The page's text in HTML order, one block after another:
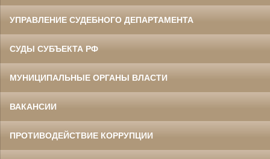
УПРАВЛЕНИЕ СУДЕБНОГО ДЕПАРТАМЕНТА
СУДЫ СУБЪЕКТА РФ
МУНИЦИПАЛЬНЫЕ ОРГАНЫ ВЛАСТИ
ВАКАНСИИ
ПРОТИВОДЕЙСТВИЕ КОРРУПЦИИ